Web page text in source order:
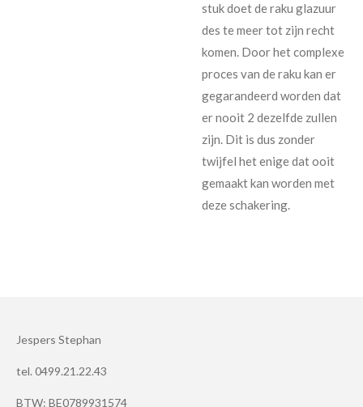
stuk doet de raku glazuur
des te meer tot zijn recht
komen. Door het complexe
proces van de raku kan er
gegarandeerd worden dat
er nooit 2 dezelfde zullen
zijn. Dit is dus zonder
twijfel het enige dat ooit
gemaakt kan worden met
deze schakering.
Jespers Stephan
tel. 0499.21.22.43
BTW: BE0789931574